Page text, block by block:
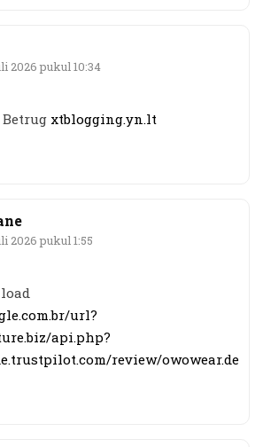
2026 pukul 10:34
xtblogging.yn.lt
2026 pukul 1:55
url?
api.php?
review/owowear.de